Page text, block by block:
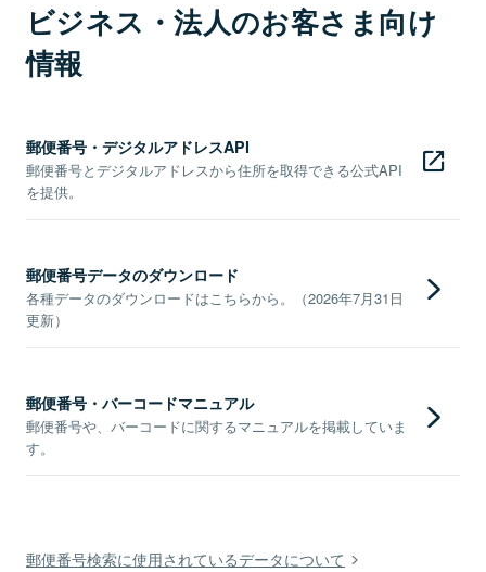
ビジネス・法人のお客さま向け
情報
郵便番号・デジタルアドレスAPI
郵便番号とデジタルアドレスから住所を取得できる公式API
を提供。
郵便番号データのダウンロード
各種データのダウンロードはこちらから。（2026年7月31日
更新）
郵便番号・バーコードマニュアル
郵便番号や、バーコードに関するマニュアルを掲載していま
す。
郵便番号検索に使用されているデータについて